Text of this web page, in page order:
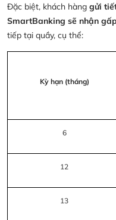
Đặc biệt, khách hàng gửi
SmartBanking sẽ nhận
tiếp tại quầy, cụ thể:
Kỳ hạn (tháng)
6
12
13